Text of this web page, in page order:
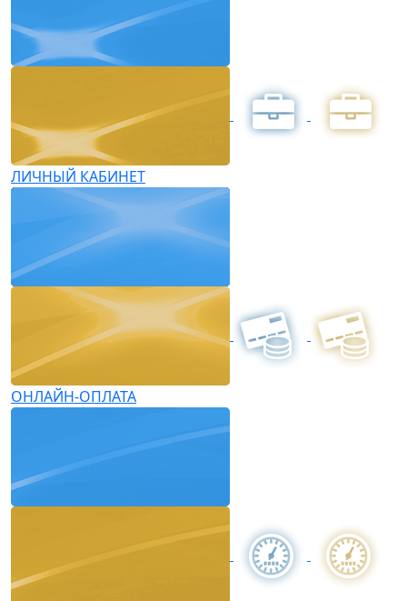
ЛИЧНЫЙ КАБИНЕТ
ОНЛАЙН-ОПЛАТА